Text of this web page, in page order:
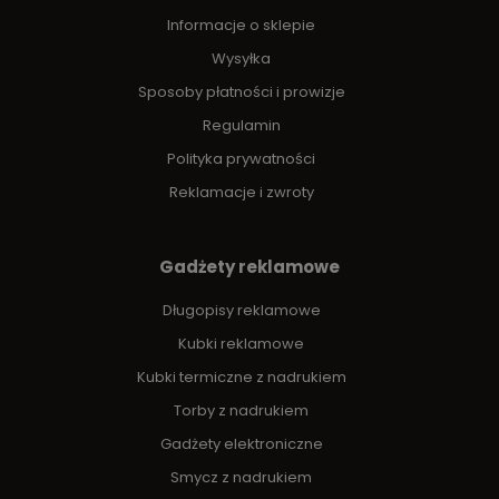
Informacje o sklepie
Wysyłka
Sposoby płatności i prowizje
Regulamin
Polityka prywatności
Reklamacje i zwroty
Gadżety reklamowe
Długopisy reklamowe
Kubki reklamowe
Kubki termiczne z nadrukiem
Torby z nadrukiem
Gadżety elektroniczne
Smycz z nadrukiem